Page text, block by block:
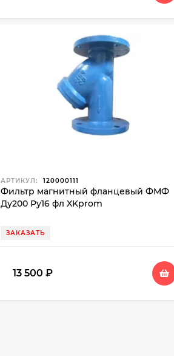
АРТИКУЛ: 120000111
Фильтр магнитный фланцевый ФМФ
Ду200 Ру16 фл XKprom
ЗАКАЗАТЬ
13 500₽